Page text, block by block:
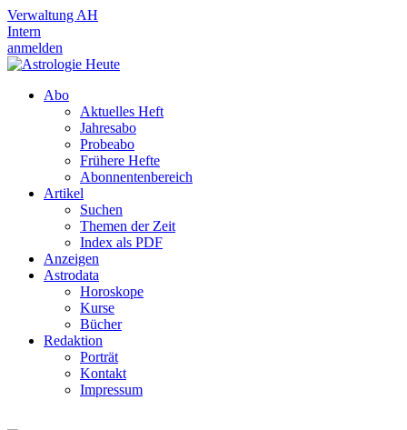
Verwaltung AH
Intern
anmelden
Abo
Aktuelles Heft
Jahresabo
Probeabo
Frühere Hefte
Abonnentenbereich
Artikel
Suchen
Themen der Zeit
Index als PDF
Anzeigen
Astrodata
Horoskope
Kurse
Bücher
Redaktion
Porträt
Kontakt
Impressum